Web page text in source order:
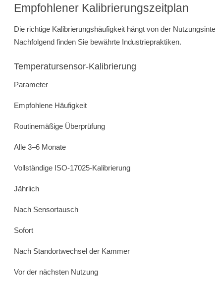
Empfohlener Kalibrierungszeitplan
Die richtige Kalibrierungshäufigkeit hängt von der
Nachfolgend finden Sie bewährte Industriepraktiken.
Temperatursensor-Kalibrierung
Parameter
Empfohlene Häufigkeit
Routinemäßige Überprüfung
Alle 3–6 Monate
Vollständige ISO-17025-Kalibrierung
Jährlich
Nach Sensortausch
Sofort
Nach Standortwechsel der Kammer
Vor der nächsten Nutzung